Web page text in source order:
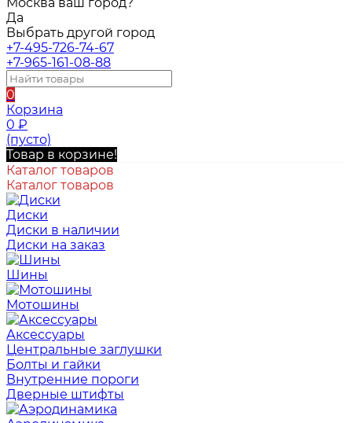
Да
Выбрать другой город
+7-495-726-74-67
+7-965-161-08-88
0
Корзина
0 ₽
(пусто)
Товар в корзине!
Каталог товаров
Каталог товаров
Диски
Диски в наличии
Диски на заказ
Шины
Мотошины
Аксессуары
Центральные заглушки
Болты и гайки
Внутренние пороги
Дверные штифты